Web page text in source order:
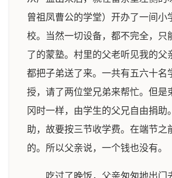
曾祖凤曹公的学堂）开办了一间小
校。当然一切设备，都不完全，只
了的蒙塾。村里的父老听见我的父
都把子弟送了来。一共有五六十名
授，请了两位堂兄弟来帮忙。但是
冈时一样，由学生的父兄自由捐助
助，故要按三节收学费。在端节之
的。所以父亲说，一个钱也没有。
吃过了晚饭，父亲匆匆地出门